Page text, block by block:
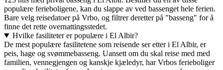
populære ferieboligene, kan du slappe av ved bassenget hele ferien.
Bare velg reisedatoer på Vrbo, og filtrer deretter på "basseng" for å
finne det rette overnattingsstedet.
Hvilke fasiliteter er populære i El Albir?
De mest populære fasilitetene som reisende ser etter i El Albir, er
peis, hage og svømmebasseng. Uansett om du skal reise med med
familien, vennegjengen og kanskje kjæledyr, har Vrbos ferieboliger